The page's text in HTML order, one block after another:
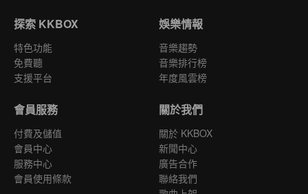
探索 KKBOX
特色功能
免費聽
支援平台
娛樂情報
音樂趨勢
音樂排行榜
年度風雲榜
會員服務
付費及儲值
會員中心
服務中心
會員使用條款
關於我們
關於 KKBOX
新聞中心
廣告合作
聯絡我們